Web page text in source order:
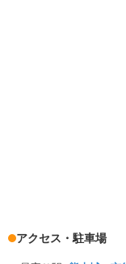
アクセス・駐車場